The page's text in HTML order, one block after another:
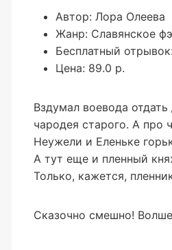
Автор: Лора Олеева
Жанр: Славянское
Бесплатный
Цена: 89.0 р.
Вздумал воевода
чародея старого. А про
Неужели и Еленьке
А тут еще и пленный
Только, кажется,
Сказочно смешно!